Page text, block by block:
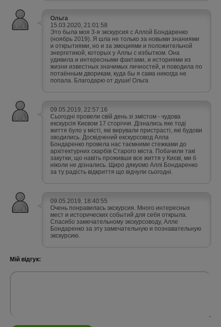
Ольга
15.03.2020, 21:01:58
Это была моя 3-я экскурсия с Аллой Бондаренко
(ноябрь 2019). Я шла не только за новыми знаниями
и открытиями, но и за эмоциями и положительной
энергетикой, которых у Аллы с избытком. Она
удивила и интересными фактами, и историями из
жизни известных значимых личностей, и поводила по
потаённым дворикам, куда бы я сама никогда не
попала. Благодарю от души! Ольга
09.05.2019, 22:57:16
Сьогодні провели свій день зі змістом - чудова
екскурсія Києвом 17 сторіччя. Дізнались яке тоді
життя було у місті, які вирували пристрасті, які будови
зводились. Досвідчений екскурсовод Алла
Бондаренко провела нас таємними стежками до
архітектурних скарбів Старого міста. Побачили такі
закутки, що навіть проживши все життя у Києві, ми б
ніколи не дізнались. Щиро дякуємо Аллі Бондаренко
за ту радість відкриття що відчули сьогодні.
09.05.2019, 18:40:55
Очень понравилась экскурсия. Много интересных
мест и исторических событий для себя открыла.
Спасибо замечательному экскурсоводу, Алле
Бондаренко за эту замечательную и познавательную
экскурсию.
Мій відгук: